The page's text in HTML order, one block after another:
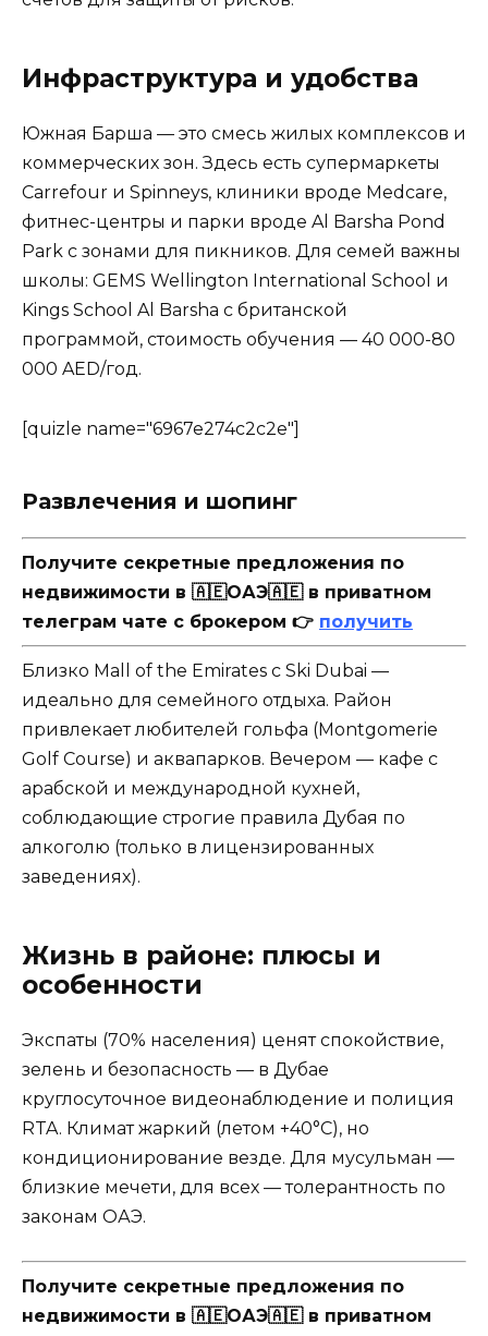
Инфраструктура и удобства
Южная Барша — это смесь жилых комплексов и
коммерческих зон. Здесь есть супермаркеты
Carrefour и Spinneys, клиники вроде Medcare,
фитнес-центры и парки вроде Al Barsha Pond
Park с зонами для пикников. Для семей важны
школы: GEMS Wellington International School и
Kings School Al Barsha с британской
программой, стоимость обучения — 40 000-80
000 AED/год.
[quizle name="6967e274c2c2e"]
Развлечения и шопинг
Получите секретные предложения по
недвижимости в 🇦🇪ОАЭ🇦🇪 в приватном
телеграм чате с брокером 👉 получить
Близко Mall of the Emirates с Ski Dubai —
идеально для семейного отдыха. Район
привлекает любителей гольфа (Montgomerie
Golf Course) и аквапарков. Вечером — кафе с
арабской и международной кухней,
соблюдающие строгие правила Дубая по
алкоголю (только в лицензированных
заведениях).
Жизнь в районе: плюсы и
особенности
Экспаты (70% населения) ценят спокойствие,
зелень и безопасность — в Дубае
круглосуточное видеонаблюдение и полиция
RTA. Климат жаркий (летом +40°C), но
кондиционирование везде. Для мусульман —
близкие мечети, для всех — толерантность по
законам ОАЭ.
Получите секретные предложения по
недвижимости в 🇦🇪ОАЭ🇦🇪 в приватном